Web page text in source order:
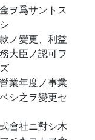
ヲ爲サントス
ノ變更、利益
大臣ノ認可ヲ
業年度ノ事業
シ之ヲ變更セ
會社ニ對シ木